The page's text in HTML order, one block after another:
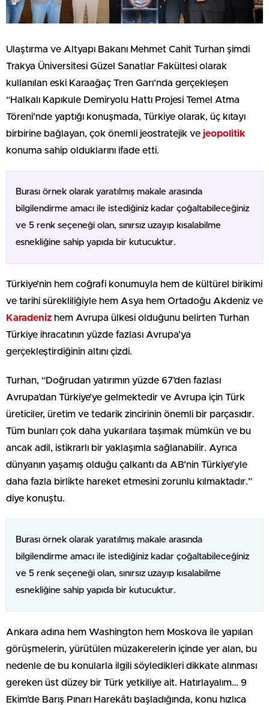
Ulaştırma ve Altyapı Bakanı Mehmet Cahit Turhan şimdi
Trakya Üniversitesi Güzel Sanatlar Fakültesi olarak
kullanılan eski Karaağaç Tren Garı’nda gerçekleşen
“Halkalı Kapıkule Demiryolu Hattı Projesi Temel Atma
Töreni’nde yaptığı konuşmada, Türkiye olarak, üç kıtayı
birbirine bağlayan, çok önemli jeostratejik ve jeopolitik
konuma sahip olduklarını ifade etti.
Burası örnek olarak yaratılmış makale arasında
bilgilendirme amacı ile istediğiniz kadar çoğaltabileceğiniz
ve 5 renk seçeneği olan, sınırsız uzayıp kısalabilme
esnekliğine sahip yapıda bir kutucuktur.
Türkiye’nin hem coğrafi konumuyla hem de kültürel birikimi
ve tarihi sürekliliğiyle hem Asya hem Ortadoğu Akdeniz ve
Karadeniz hem Avrupa ülkesi olduğunu belirten Turhan
Türkiye ihracatının yüzde fazlası Avrupa’ya
gerçekleştirdiğinin altını çizdi.
Turhan, “Doğrudan yatırımın yüzde 67’den fazlası
Avrupa’dan Türkiye’ye gelmektedir ve Avrupa için Türk
üreticiler, üretim ve tedarik zincirinin önemli bir parçasıdır.
Tüm bunları çok daha yukarılara taşımak mümkün ve bu
ancak adil, istikrarlı bir yaklaşımla sağlanabilir. Ayrıca
dünyanın yaşamış olduğu çalkantı da AB’nin Türkiye’yle
daha fazla birlikte hareket etmesini zorunlu kılmaktadır.”
diye konuştu.
Burası örnek olarak yaratılmış makale arasında
bilgilendirme amacı ile istediğiniz kadar çoğaltabileceğiniz
ve 5 renk seçeneği olan, sınırsız uzayıp kısalabilme
esnekliğine sahip yapıda bir kutucuktur.
Ankara adına hem Washington hem Moskova ile yapılan
görüşmelerin, yürütülen müzakerelerin içinde yer alan, bu
nedenle de bu konularla ilgili söyledikleri dikkate alınması
gereken üst düzey bir Türk yetkiliye ait. Hatırlayalım… 9
Ekim’de Barış Pınarı Harekâtı başladığında, konu hızlıca